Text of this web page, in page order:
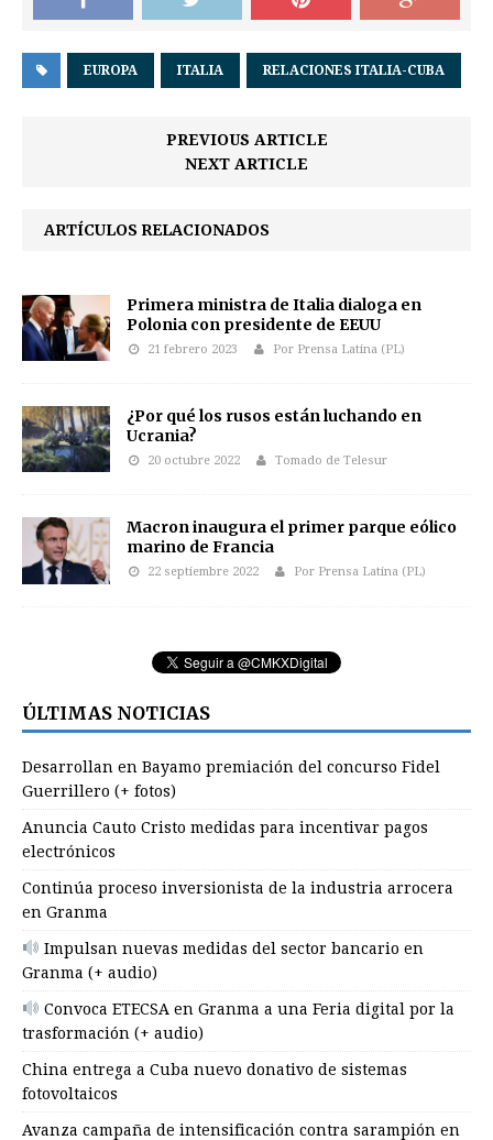
EUROPA ITALIA RELACIONES ITALIA-CUBA
PREVIOUS ARTICLE
NEXT ARTICLE
ARTÍCULOS RELACIONADOS
Primera ministra de Italia dialoga en
Polonia con presidente de EEUU
21 febrero 2023 Por Prensa Latina (PL)
¿Por qué los rusos están luchando en
Ucrania?
20 octubre 2022 Tomado de Telesur
Macron inaugura el primer parque eólico
marino de Francia
22 septiembre 2022 Por Prensa Latina (PL)
ÚLTIMAS NOTICIAS
Desarrollan en Bayamo premiación del concurso Fidel
Guerrillero (+ fotos)
Anuncia Cauto Cristo medidas para incentivar pagos
electrónicos
Continúa proceso inversionista de la industria arrocera
en Granma
Impulsan nuevas medidas del sector bancario en
Granma (+ audio)
Convoca ETECSA en Granma a una Feria digital por la
trasformación (+ audio)
China entrega a Cuba nuevo donativo de sistemas
fotovoltaicos
Avanza campaña de intensificación contra sarampión en